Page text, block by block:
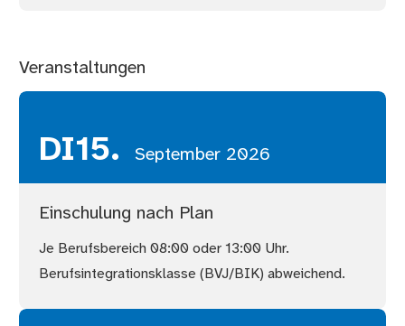
Veranstaltungen
DI15. September 2026
Einschulung nach Plan
Je Berufsbereich 08:00 oder 13:00 Uhr.
Berufsintegrationsklasse (BVJ/BIK) abweichend.